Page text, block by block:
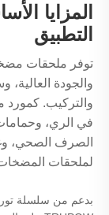
المزايا
التطبيق
والجودة
والتركيب. كمورد
في الري،
الصرف الصحي،
لملحقات
بدعم من سلسلة